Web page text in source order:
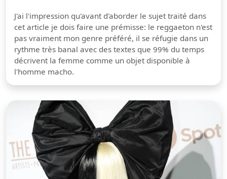
J'ai l'impression qu'avant d'aborder le sujet traité dans
cet article je dois faire une prémisse: le reggaeton n'est
pas vraiment mon genre préféré, il se réfugie dans un
rythme très banal avec des textes que 99% du temps
décrivent la femme comme un objet disponible à
l'homme macho.